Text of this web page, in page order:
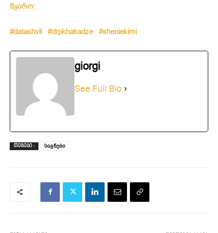
წყარო:
#datashvil #drpkhakadze #sheniekimi
giorgi
See Full Bio
ᲗᲔᲒᲔᲑᲘ : საგნები